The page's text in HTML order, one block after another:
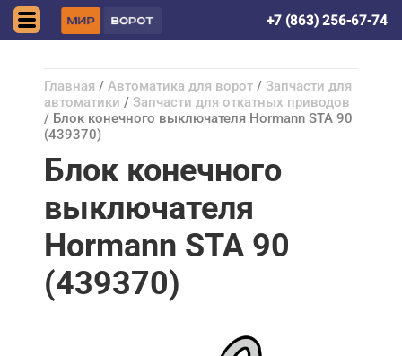
+7 (863) 256-67-74
Главная / Автоматика для ворот / Запчасти для
автоматики / Запчасти для откатных приводов
/ Блок конечного выключателя Hormann STA 90
(439370)
Блок конечного
выключателя
Hormann STA 90
(439370)